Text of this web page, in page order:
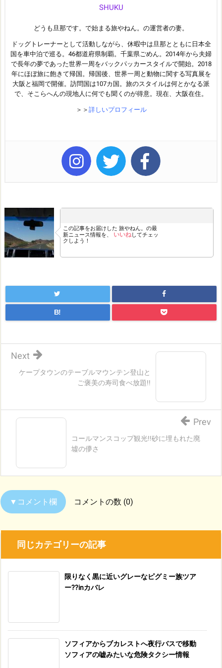
SHUKU
どうも旦那です。で始まる旅やねん。の運営者の妻。
ドッグトレーナーとして活動しながら、休暇中は旦那とともに日本全
国を車中泊で巡る。46都道府県制覇。千葉県ごめん。2014年から夫婦
で長年の夢であった世界一周をバックパッカースタイルで開始。2018
年にほぼ旅に飽きて帰国。帰国後、世界一周と動物に関する写真展を
大阪と福岡で開催。訪問国は107カ国。旅のスタイルは何とかなる派
で、そこらへんの現地人に何でも聞くのが得意。現在、大阪在住。
＞＞ 詳しいプロフィール
この記事をお届けした 旅やねん。の最
新ニュース情報を、
いいねしてチェッ
クしよう！
B!
ケープタウンのテーブルマウンテン登山と
ご褒美の寿司食べ放題!!
Next
コールマンスコップ観光!!砂に埋もれた廃
墟の儚さ
Prev
コメントの数 (0)
同じカテゴリーの記事
限りなく黒に近いグレーなピグミー族ツア
ー??inカバレ
ソフィアからブカレストへ夜行バスで移動
ソフィアの嘘みたいな危険タクシー情報